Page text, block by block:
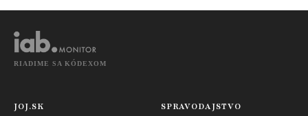
RIADIME SA KÓDEXOM
JOJ.SK SPRAVODAJSTVO